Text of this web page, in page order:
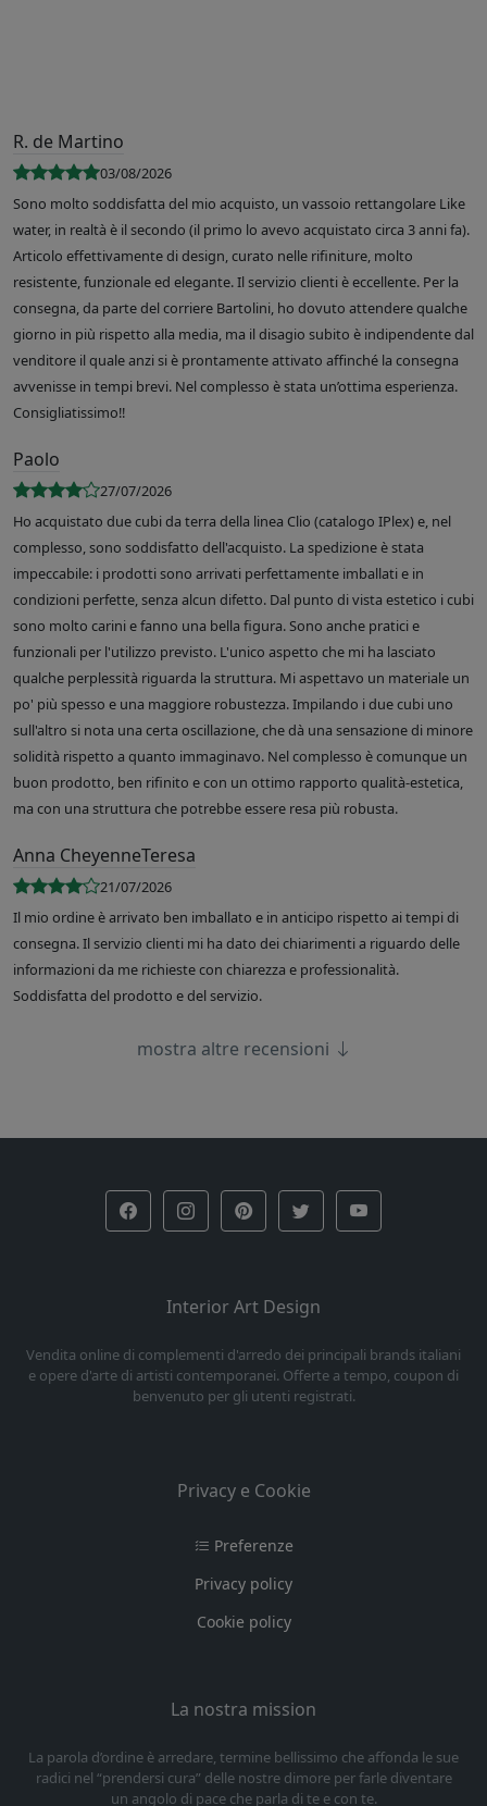
R. de Martino
03/08/2026
Sono molto soddisfatta del mio acquisto, un vassoio rettangolare Like
water, in realtà è il secondo (il primo lo avevo acquistato circa 3 anni fa).
Articolo effettivamente di design, curato nelle rifiniture, molto
resistente, funzionale ed elegante. Il servizio clienti è eccellente. Per la
consegna, da parte del corriere Bartolini, ho dovuto attendere qualche
giorno in più rispetto alla media, ma il disagio subito è indipendente dal
venditore il quale anzi si è prontamente attivato affinché la consegna
avvenisse in tempi brevi. Nel complesso è stata un’ottima esperienza.
Consigliatissimo!!
Paolo
27/07/2026
Ho acquistato due cubi da terra della linea Clio (catalogo IPlex) e, nel
complesso, sono soddisfatto dell'acquisto. La spedizione è stata
impeccabile: i prodotti sono arrivati perfettamente imballati e in
condizioni perfette, senza alcun difetto. Dal punto di vista estetico i cubi
sono molto carini e fanno una bella figura. Sono anche pratici e
funzionali per l'utilizzo previsto. L'unico aspetto che mi ha lasciato
qualche perplessità riguarda la struttura. Mi aspettavo un materiale un
po' più spesso e una maggiore robustezza. Impilando i due cubi uno
sull'altro si nota una certa oscillazione, che dà una sensazione di minore
solidità rispetto a quanto immaginavo. Nel complesso è comunque un
buon prodotto, ben rifinito e con un ottimo rapporto qualità-estetica,
ma con una struttura che potrebbe essere resa più robusta.
Anna CheyenneTeresa
21/07/2026
Il mio ordine è arrivato ben imballato e in anticipo rispetto ai tempi di
consegna. Il servizio clienti mi ha dato dei chiarimenti a riguardo delle
informazioni da me richieste con chiarezza e professionalità.
Soddisfatta del prodotto e del servizio.
mostra altre recensioni
Interior Art Design
Vendita online di complementi d'arredo dei principali brands italiani
e opere d'arte di artisti contemporanei. Offerte a tempo, coupon di
benvenuto per gli utenti registrati.
Privacy e Cookie
Preferenze
Privacy policy
Cookie policy
La nostra mission
La parola d’ordine è arredare, termine bellissimo che affonda le sue
radici nel “prendersi cura” delle nostre dimore per farle diventare
un angolo di pace che parla di te e con te.